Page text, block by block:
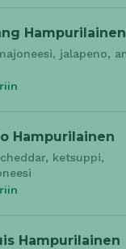
Hampurilainen
jalapeno,
Hampurilainen
ketsuppi,
Hampurilainen